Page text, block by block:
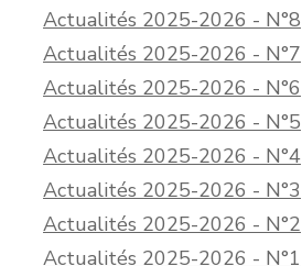
Actualités 2025-2026 - N°8
Actualités 2025-2026 - N°7
Actualités 2025-2026 - N°6
Actualités 2025-2026 - N°5
Actualités 2025-2026 - N°4
Actualités 2025-2026 - N°3
Actualités 2025-2026 - N°2
Actualités 2025-2026 - N°1